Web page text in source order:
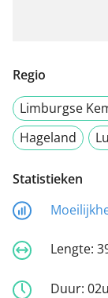
Regio
Limburgse
Hageland
Statistieken
Lengte:
Duur: